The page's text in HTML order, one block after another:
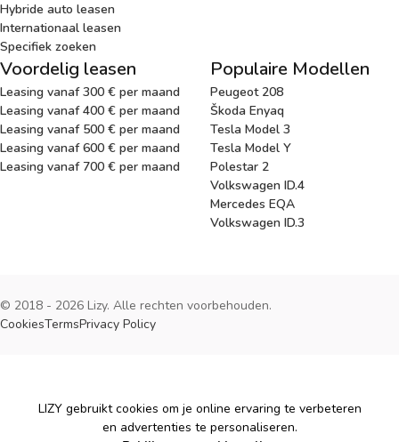
Hybride auto leasen
Internationaal leasen
Specifiek zoeken
Voordelig leasen
Leasing vanaf 300 € per maand
Leasing vanaf 400 € per maand
Leasing vanaf 500 € per maand
Leasing vanaf 600 € per maand
Leasing vanaf 700 € per maand
Populaire Modellen
Peugeot 208
Škoda Enyaq
Tesla Model 3
Tesla Model Y
Polestar 2
Volkswagen ID.4
Mercedes EQA
Volkswagen ID.3
© 2018 - 2026 Lizy. Alle rechten voorbehouden.
CookiesTermsPrivacy Policy
Cookies
LIZY gebruikt cookies om je online ervaring te verbeteren
en advertenties te personaliseren.